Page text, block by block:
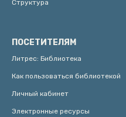
Структура
ПОСЕТИТЕЛЯМ
Литрес: Библиотека
Как пользоваться библиотекой
Личный кабинет
Электронные ресурсы